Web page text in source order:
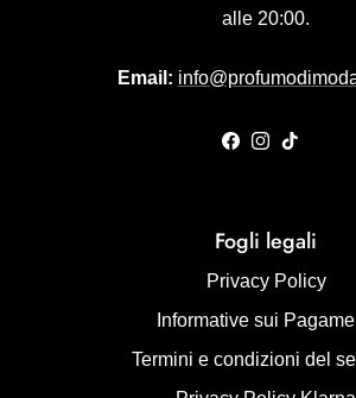
alle 20:00.
Email:
Facebook
Instagram
TikTok
Fogli legali
Privacy Policy
Informative sui
Termini e condizioni del